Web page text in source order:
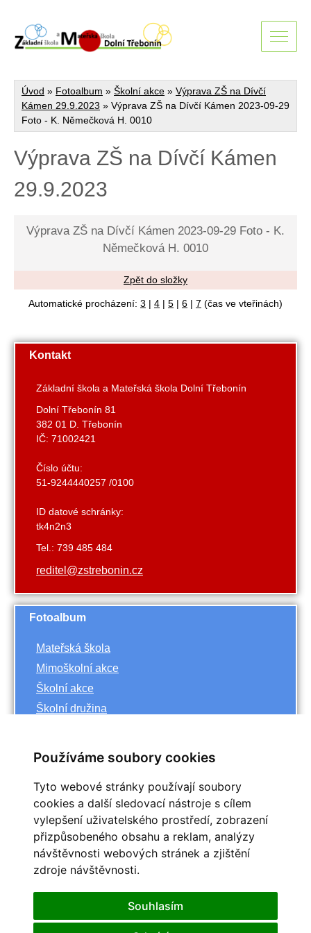
Používáme soubory cookies
Tyto webové stránky používají soubory
cookies a další sledovací nástroje s cílem
vylepšení uživatelského prostředí, zobrazení
přizpůsobeného obsahu a reklam, analýzy
návštěvnosti webových stránek a zjištění
zdroje návštěvnosti.
Souhlasím
Úvod » Fotoalbum » Školní akce » Výprava ZŠ na Dívčí
Kámen 29.9.2023 » Výprava ZŠ na Dívčí Kámen 2023-09-29
Foto - K. Němečková H. 0010
Výprava ZŠ na Dívčí Kámen
29.9.2023
Výprava ZŠ na Dívčí Kámen 2023-09-29 Foto - K.
Němečková H. 0010
Zpět do složky
Automatické procházení: 3 | 4 | 5 | 6 | 7 (čas ve vteřinách)
Kontakt
Základní škola a Mateřská škola Dolní Třebonín
Dolní Třebonín 81
382 01 D. Třebonín
IČ: 71002421
Číslo účtu:
51-9244440257 /0100
ID datové schránky:
tk4n2n3
Tel.: 739 485 484
reditel@zstrebonin.cz
Fotoalbum
Mateřská škola
Mimoškolní akce
Školní akce
Školní družina
<< říjen
<< 2023
>>
Po
Út St Čt Pá So
2
3 4
9
10 11 12 13 14
15
19